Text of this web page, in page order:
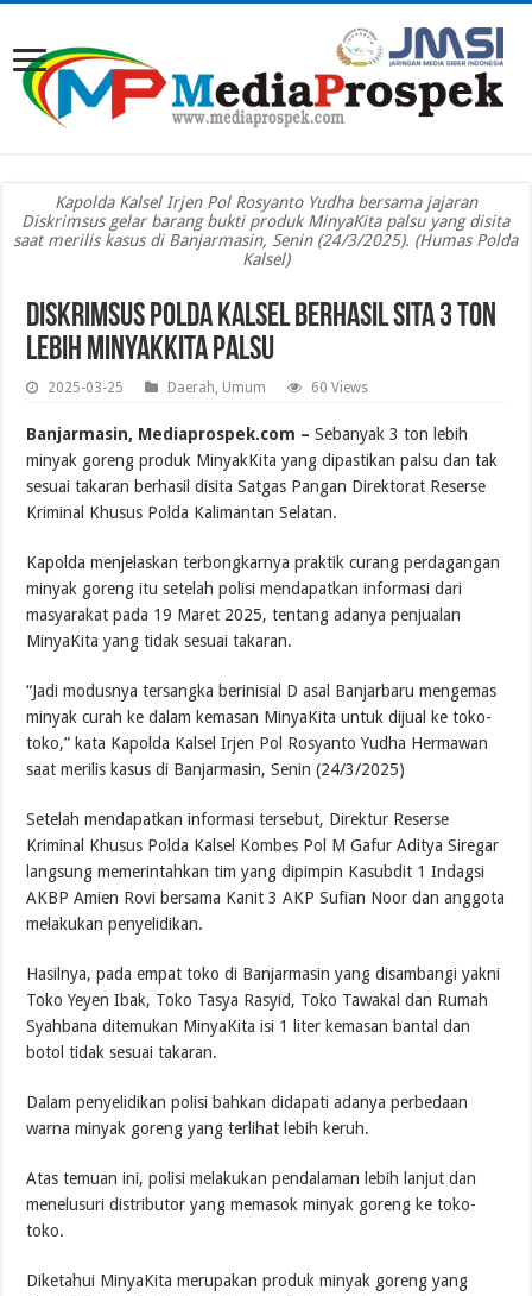
Kapolda Kalsel Irjen Pol Rosyanto Yudha bersama jajaran
Diskrimsus gelar barang bukti produk MinyaKita palsu yang disita
saat merilis kasus di Banjarmasin, Senin (24/3/2025). (Humas Polda
Kalsel)
Diskrimsus Polda Kalsel Berhasil Sita 3 Ton
Lebih MinyakKita Palsu
2025-03-25 Daerah, Umum 60 Views
Banjarmasin, Mediaprospek.com – Sebanyak 3 ton lebih
minyak goreng produk MinyakKita yang dipastikan palsu dan tak
sesuai takaran berhasil disita Satgas Pangan Direktorat Reserse
Kriminal Khusus Polda Kalimantan Selatan.
Kapolda menjelaskan terbongkarnya praktik curang perdagangan
minyak goreng itu setelah polisi mendapatkan informasi dari
masyarakat pada 19 Maret 2025, tentang adanya penjualan
MinyaKita yang tidak sesuai takaran.
“Jadi modusnya tersangka berinisial D asal Banjarbaru mengemas
minyak curah ke dalam kemasan MinyaKita untuk dijual ke toko-
toko,” kata Kapolda Kalsel Irjen Pol Rosyanto Yudha Hermawan
saat merilis kasus di Banjarmasin, Senin (24/3/2025)
Setelah mendapatkan informasi tersebut, Direktur Reserse
Kriminal Khusus Polda Kalsel Kombes Pol M Gafur Aditya Siregar
langsung memerintahkan tim yang dipimpin Kasubdit 1 Indagsi
AKBP Amien Rovi bersama Kanit 3 AKP Sufian Noor dan anggota
melakukan penyelidikan.
Hasilnya, pada empat toko di Banjarmasin yang disambangi yakni
Toko Yeyen Ibak, Toko Tasya Rasyid, Toko Tawakal dan Rumah
Syahbana ditemukan MinyaKita isi 1 liter kemasan bantal dan
botol tidak sesuai takaran.
Dalam penyelidikan polisi bahkan didapati adanya perbedaan
warna minyak goreng yang terlihat lebih keruh.
Atas temuan ini, polisi melakukan pendalaman lebih lanjut dan
menelusuri distributor yang memasok minyak goreng ke toko-
toko.
Diketahui MinyaKita merupakan produk minyak goreng yang